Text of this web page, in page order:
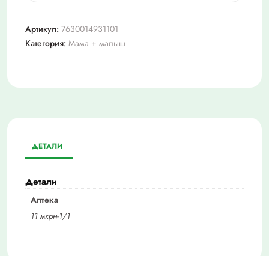
Артикул: 7630014931101
Категория: Мама + малыш
ДЕТАЛИ
Детали
Аптека
11 мкрн-1/1